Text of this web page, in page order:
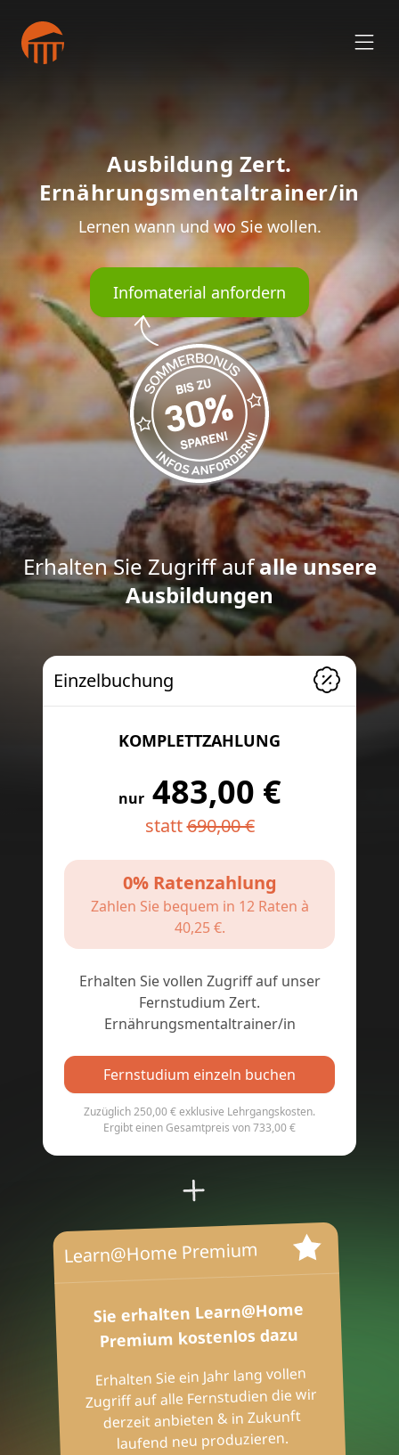
Ausbildung Zert.
Ernährungsmentaltrainer/in
Lernen wann und wo Sie wollen.
Infomaterial anfordern
Erhalten Sie Zugriff aufalle unsere
Ausbildungen
Einzelbuchung
KOMPLETTZAHLUNG
nur483,00 €
statt690,00 €
0% Ratenzahlung
Zahlen Sie bequem in 12 Raten à
40,25 €.
Erhalten Sie vollen Zugriff auf unser
Fernstudium Zert.
Ernährungsmentaltrainer/in
Fernstudium einzeln buchen
Zuzüglich 250,00 € exklusive Lehrgangskosten.
Ergibt einen Gesamtpreis von 733,00 €
Learn@Home Premium
Sie erhalten Learn@Home
Premium kostenlos dazu
Erhalten Sie ein Jahr lang vollen
Zugriff auf alle Fernstudien die wir
derzeit anbieten & in Zukunft
laufend neu produzieren.